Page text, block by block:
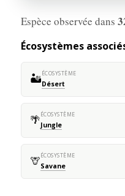
Espèce observée dans
Écosystèmes
🏜️ÉCOSYSTÈME
Désert
🌴ÉCOSYSTÈME
Jungle
🦒ÉCOSYSTÈME
Savane